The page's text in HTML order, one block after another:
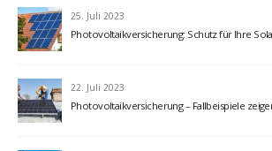
25. Juli 2023
Photovoltaikversicherung: Schutz für Ihre
22. Juli 2023
Photovoltaikversicherung – Fallbeispiele